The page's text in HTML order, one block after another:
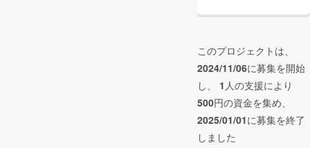
このプロジェクトは、
2024/11/06に募集を開始
し、 1 人の支援により
500円の資金を集め、
2025/01/01に募集を終了
しました